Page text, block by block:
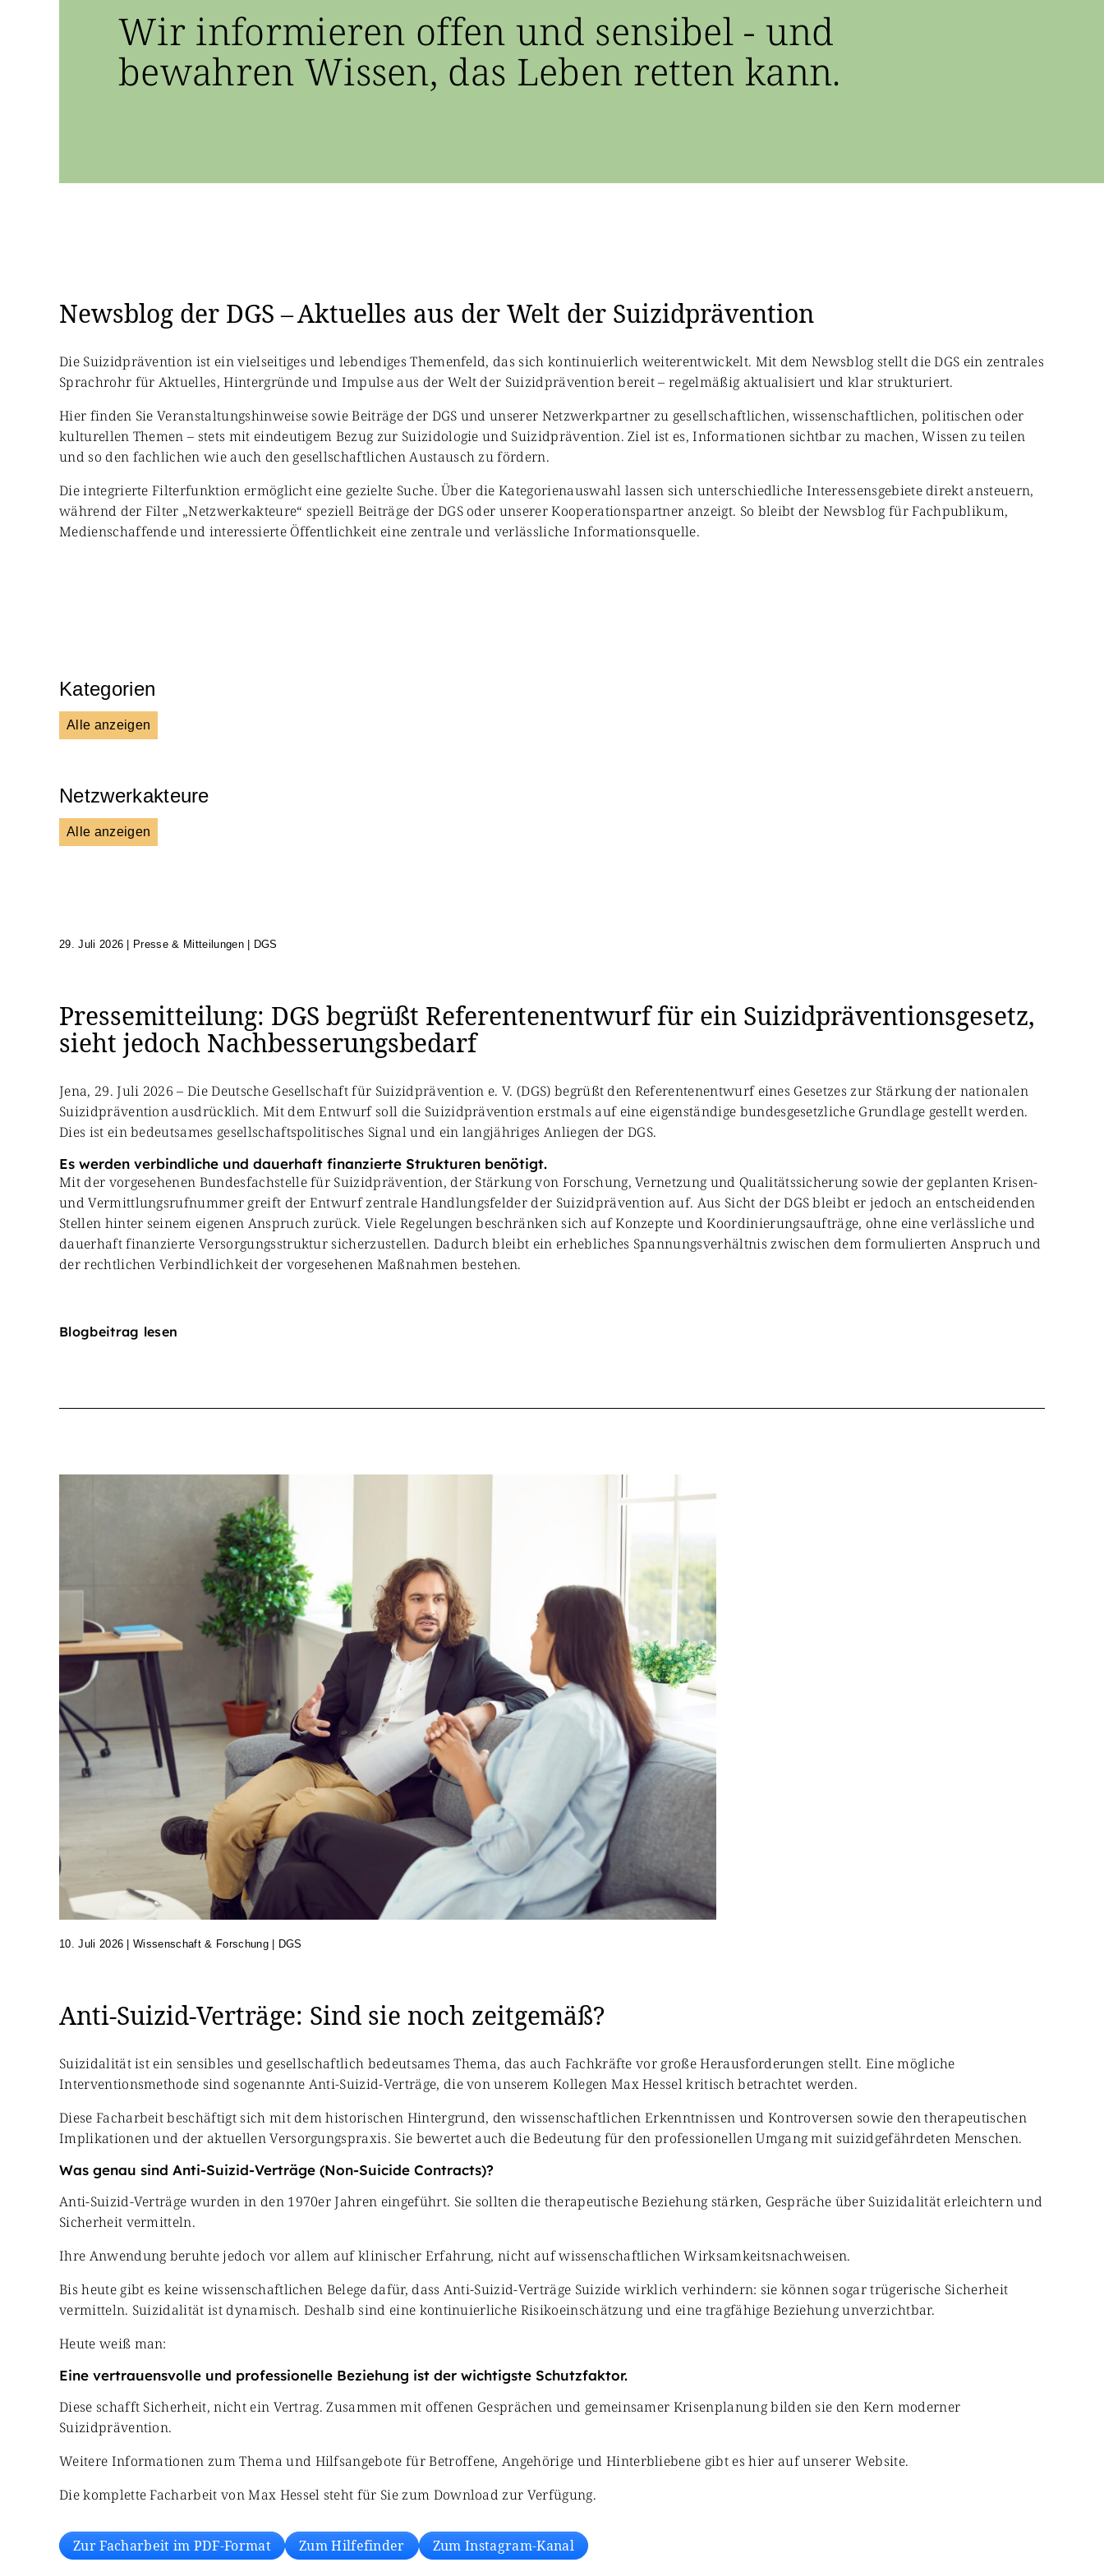
Wir informieren offen und sensibel - und
bewahren Wissen, das Leben retten kann.
Newsblog der DGS – Aktuelles aus der Welt der Suizidprävention
Die Suizidprävention ist ein vielseitiges und lebendiges Themenfeld, das sich kontinuierlich weiterentwickelt. Mit dem Newsblog stellt die DGS ein zentrales
Sprachrohr für Aktuelles, Hintergründe und Impulse aus der Welt der Suizidprävention bereit – regelmäßig aktualisiert und klar strukturiert.
Hier finden Sie Veranstaltungshinweise sowie Beiträge der DGS und unserer Netzwerkpartner zu gesellschaftlichen, wissenschaftlichen, politischen oder
kulturellen Themen – stets mit eindeutigem Bezug zur Suizidologie und Suizidprävention. Ziel ist es, Informationen sichtbar zu machen, Wissen zu teilen
und so den fachlichen wie auch den gesellschaftlichen Austausch zu fördern.
Die integrierte Filterfunktion ermöglicht eine gezielte Suche. Über die Kategorienauswahl lassen sich unterschiedliche Interessensgebiete direkt ansteuern,
während der Filter „Netzwerkakteure“ speziell Beiträge der DGS oder unserer Kooperationspartner anzeigt. So bleibt der Newsblog für Fachpublikum,
Medienschaffende und interessierte Öffentlichkeit eine zentrale und verlässliche Informationsquelle.
Kategorien
Alle anzeigen
Netzwerkakteure
Alle anzeigen
29. Juli 2026 Presse & Mitteilungen | DGS
Pressemitteilung: DGS begrüßt Referentenentwurf für ein Suizidpräventionsgesetz,
sieht jedoch Nachbesserungsbedarf
Jena, 29. Juli 2026 – Die Deutsche Gesellschaft für Suizidprävention e. V. (DGS) begrüßt den Referentenentwurf eines Gesetzes zur Stärkung der nationalen
Suizidprävention ausdrücklich. Mit dem Entwurf soll die Suizidprävention erstmals auf eine eigenständige bundesgesetzliche Grundlage gestellt werden.
Dies ist ein bedeutsames gesellschaftspolitisches Signal und ein langjähriges Anliegen der DGS.
Es werden verbindliche und dauerhaft finanzierte Strukturen benötigt.
Mit der vorgesehenen Bundesfachstelle für Suizidprävention, der Stärkung von Forschung, Vernetzung und Qualitätssicherung sowie der geplanten Krisen-
und Vermittlungsrufnummer greift der Entwurf zentrale Handlungsfelder der Suizidprävention auf. Aus Sicht der DGS bleibt er jedoch an entscheidenden
Stellen hinter seinem eigenen Anspruch zurück. Viele Regelungen beschränken sich auf Konzepte und Koordinierungsaufträge, ohne eine verlässliche und
dauerhaft finanzierte Versorgungsstruktur sicherzustellen. Dadurch bleibt ein erhebliches Spannungsverhältnis zwischen dem formulierten Anspruch und
der rechtlichen Verbindlichkeit der vorgesehenen Maßnahmen bestehen.
Blogbeitrag lesen
10. Juli 2026 |Wissenschaft & Forschung | DGS
Anti-Suizid-Verträge: Sind sie noch zeitgemäß?
Suizidalität ist ein sensibles und gesellschaftlich bedeutsames Thema, das auch Fachkräfte vor große Herausforderungen stellt. Eine mögliche
Interventionsmethode sind sogenannte Anti-Suizid-Verträge, die von unserem Kollegen Max Hessel kritisch betrachtet werden.
Diese Facharbeit beschäftigt sich mit dem historischen Hintergrund, den wissenschaftlichen Erkenntnissen und Kontroversen sowie den therapeutischen
Implikationen und der aktuellen Versorgungspraxis. Sie bewertet auch die Bedeutung für den professionellen Umgang mit suizidgefährdeten Menschen.
Was genau sind Anti-Suizid-Verträge (Non-Suicide Contracts)?
Anti-Suizid-Verträge wurden in den 1970er Jahren eingeführt. Sie sollten die therapeutische Beziehung stärken, Gespräche über Suizidalität erleichtern und
Sicherheit vermitteln.
Ihre Anwendung beruhte jedoch vor allem auf klinischer Erfahrung, nicht auf wissenschaftlichen Wirksamkeitsnachweisen.
Bis heute gibt es keine wissenschaftlichen Belege dafür, dass Anti-Suizid-Verträge Suizide wirklich verhindern: sie können sogar trügerische Sicherheit
vermitteln. Suizidalität ist dynamisch. Deshalb sind eine kontinuierliche Risikoeinschätzung und eine tragfähige Beziehung unverzichtbar.
Heute weiß man:
Eine vertrauensvolle und professionelle Beziehung ist der wichtigste Schutzfaktor.
Diese schafft Sicherheit, nicht ein Vertrag. Zusammen mit offenen Gesprächen und gemeinsamer Krisenplanung bilden sie den Kern moderner
Suizidprävention.
Weitere Informationen zum Thema und Hilfsangebote für Betroffene, Angehörige und Hinterbliebene gibt es hier auf unserer Website.
Die komplette Facharbeit von Max Hessel steht für Sie zum Download zur Verfügung.
Zur Facharbeit im PDF-Format Zum Hilfefinder Zum Instagram-Kanal